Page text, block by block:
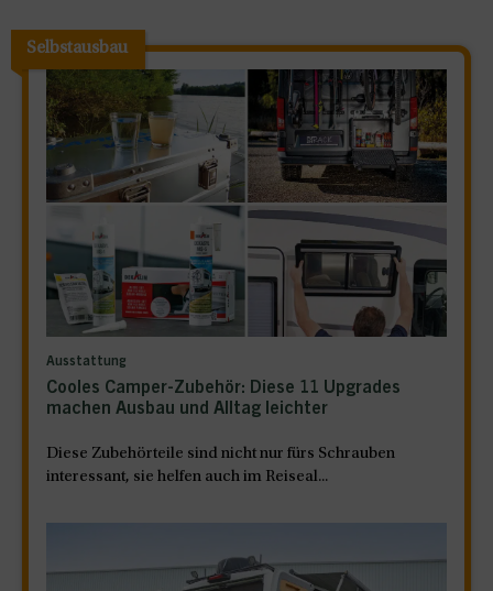
Selbstausbau
Ausstattung
Cooles Camper-Zubehör: Diese 11 Upgrades
machen Ausbau und Alltag leichter
Diese Zubehörteile sind nicht nur fürs Schrauben
interessant, sie helfen auch im Reiseal...